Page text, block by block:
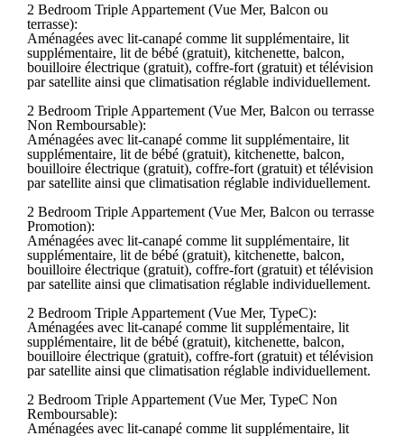
2 Bedroom Triple Appartement (Vue Mer, Balcon ou
terrasse):
Aménagées avec lit-canapé comme lit supplémentaire, lit
supplémentaire, lit de bébé (gratuit), kitchenette, balcon,
bouilloire électrique (gratuit), coffre-fort (gratuit) et télévision
par satellite ainsi que climatisation réglable individuellement.
2 Bedroom Triple Appartement (Vue Mer, Balcon ou terrasse
Non Remboursable):
Aménagées avec lit-canapé comme lit supplémentaire, lit
supplémentaire, lit de bébé (gratuit), kitchenette, balcon,
bouilloire électrique (gratuit), coffre-fort (gratuit) et télévision
par satellite ainsi que climatisation réglable individuellement.
2 Bedroom Triple Appartement (Vue Mer, Balcon ou terrasse
Promotion):
Aménagées avec lit-canapé comme lit supplémentaire, lit
supplémentaire, lit de bébé (gratuit), kitchenette, balcon,
bouilloire électrique (gratuit), coffre-fort (gratuit) et télévision
par satellite ainsi que climatisation réglable individuellement.
2 Bedroom Triple Appartement (Vue Mer, TypeC):
Aménagées avec lit-canapé comme lit supplémentaire, lit
supplémentaire, lit de bébé (gratuit), kitchenette, balcon,
bouilloire électrique (gratuit), coffre-fort (gratuit) et télévision
par satellite ainsi que climatisation réglable individuellement.
2 Bedroom Triple Appartement (Vue Mer, TypeC Non
Remboursable):
Aménagées avec lit-canapé comme lit supplémentaire, lit